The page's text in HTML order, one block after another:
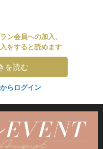
ン会員への加入、
をすると読めます
を読む
らログイン